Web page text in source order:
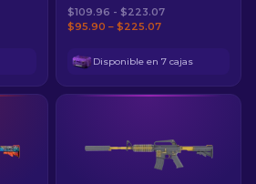
$109.96 - $223.07
$95.90 – $225.07
Disponible en 7 cajas